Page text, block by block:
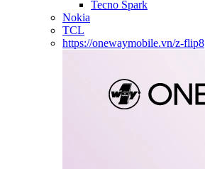
Tecno Spark
Nokia
TCL
https://onewaymobile.vn/z-flip8